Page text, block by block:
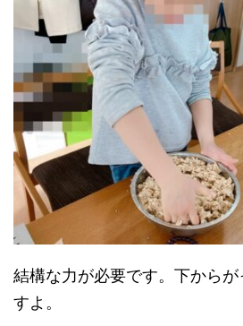
結構な力が必要です。下からが
すよ。